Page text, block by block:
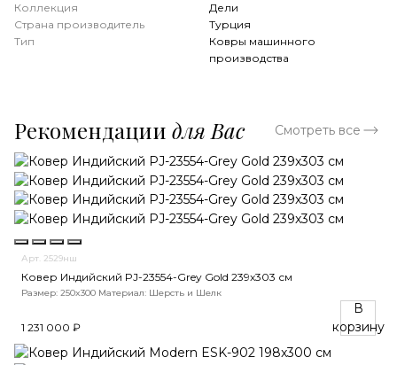
Коллекция
Дели
Страна производитель
Турция
Тип
Ковры машинного
производства
Рекомендации для Вас Смотреть все
Арт. 2529нш
Ковер Индийский PJ-23554-Grey Gold 239x303 см
Размер: 250x300 Материал: Шерсть и Шелк
1 231 000 ₽
В
корзину